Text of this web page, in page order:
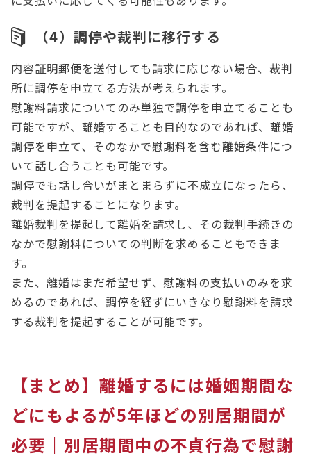
（4）調停や裁判に移行する
内容証明郵便を送付しても請求に応じない場合、裁判
所に調停を申立てる方法が考えられます。
慰謝料請求についてのみ単独で調停を申立てることも
可能ですが、離婚することも目的なのであれば、離婚
調停を申立て、そのなかで慰謝料を含む離婚条件につ
いて話し合うことも可能です。
調停でも話し合いがまとまらずに不成立になったら、
裁判を提起することになります。
離婚裁判を提起して離婚を請求し、その裁判手続きの
なかで慰謝料についての判断を求めることもできま
す。
また、離婚はまだ希望せず、慰謝料の支払いのみを求
めるのであれば、調停を経ずにいきなり慰謝料を請求
する裁判を提起することが可能です。
【まとめ】離婚するには婚姻期間な
どにもよるが5年ほどの別居期間が
必要｜別居期間中の不貞行為で慰謝